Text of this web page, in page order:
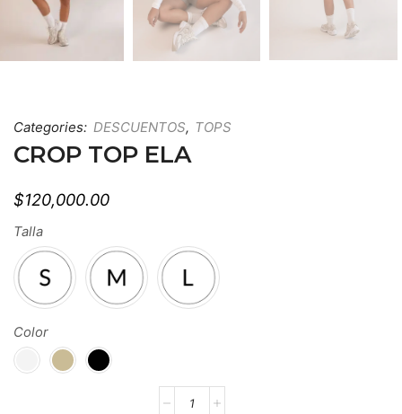
Categories: DESCUENTOS, TOPS
CROP TOP ELA
$120,000.00
Talla
Color